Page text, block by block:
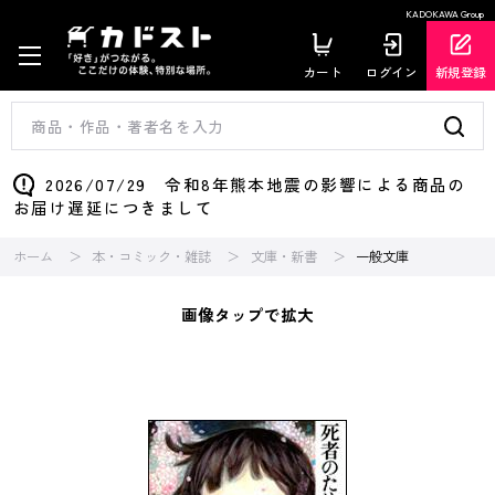
KADOKAWA Group
カート ログイン 新規登録
2026/07/29 令和8年熊本地震の影響による商品の
お届け遅延につきまして
ホーム 本・コミック・雑誌 文庫・新書 一般文庫
画像タップで拡大